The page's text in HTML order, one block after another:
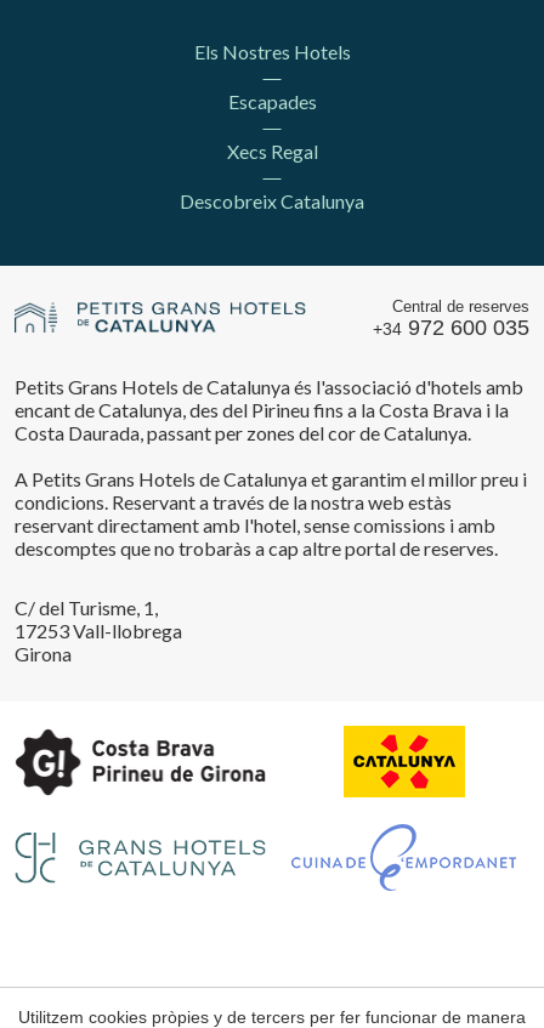
Els Nostres Hotels
Escapades
Xecs Regal
Descobreix Catalunya
Central de reserves
+34 972 600 035
Petits Grans Hotels de Catalunya és l'associació d'hotels amb
encant de Catalunya, des del Pirineu fins a la Costa Brava i la
Costa Daurada, passant per zones del cor de Catalunya.
A Petits Grans Hotels de Catalunya et garantim el millor preu i
condicions. Reservant a través de la nostra web estàs
reservant directament amb l'hotel, sense comissions i amb
descomptes que no trobaràs a cap altre portal de reserves.
C/ del Turisme, 1,
17253 Vall-llobrega
Girona
Utilitzem cookies pròpies y de tercers per fer funcionar de manera
Guardar configuració Acceptar totes